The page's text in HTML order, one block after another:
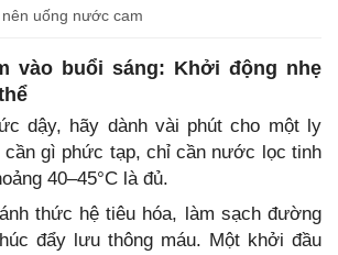
uống nước cam
vào buổi sáng: Khởi động nhẹ
dậy, hãy dành vài phút cho một ly
cần gì phức tạp, chỉ cần nước lọc tinh
40–45°C là đủ.
thức hệ tiêu hóa, làm sạch đường
đẩy lưu thông máu. Một khởi đầu